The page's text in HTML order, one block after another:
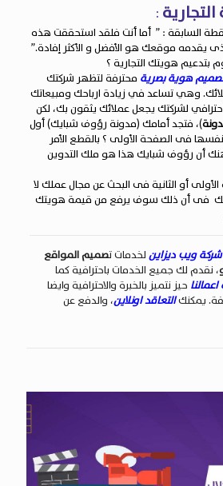
:
السابقة : ” أما أنت فلقد استحققت هذه
يقدمه موقعك هو الأفضل و الأكثر إفادة.”
هويتك التجارية ؟
هوية بصرية محترفة لتظهر شركتك
وهي تساعد في زيادة ارباحك ومبيعاتك
لشركتك يجعل عملائك يثقون بك، لكن
)، فتجد أمامك (مدونة رؤوف شبايك) أول
فى الصفحة الأولى ؟ بالقطع الأمر
أن رؤوف شبايك هذا هو ملك التدوين
أو الثانية فى البحث عن مجال عملك لا
فى أن ذلك سوف يرفع من قيمة هويتك
شركة ويب ديزاينلخدمات تصميم المواقع
، نقدم لك جميع الخدمات باحترافية كما
حيز نتميز بالخبرة والاحترافية وايضا
يمكنكالتعاقد اونلاين، والدفع عن